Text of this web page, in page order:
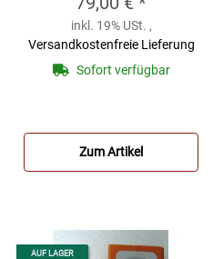
Flügelhornmundstück
342
inkl. 19% USt. ,
Versandkostenfreie Lieferung
Sofort verfügbar
Zum Artikel
AUF LAGER